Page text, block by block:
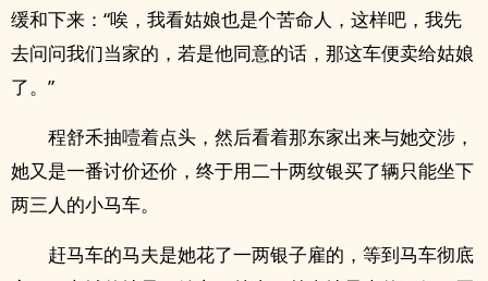
缓和下来：“唉，我看姑娘也是个苦命人，这样吧，我先
去问问我们当家的，若是他同意的话，那这车便卖给姑娘
了。”
程舒禾抽噎着点头，然后看着那东家出来与她交涉，
她又是一番讨价还价，终于用二十两纹银买了辆只能坐下
两三人的小马车。
赶马车的马夫是她花了一两银子雇的，等到马车彻底